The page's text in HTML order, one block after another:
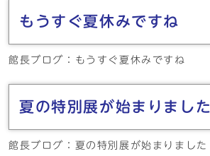
もうすぐ夏休みですね
館長ブログ：もうすぐ夏休みですね
夏の特別展が始まりました
館長ブログ：夏の特別展が始まりました